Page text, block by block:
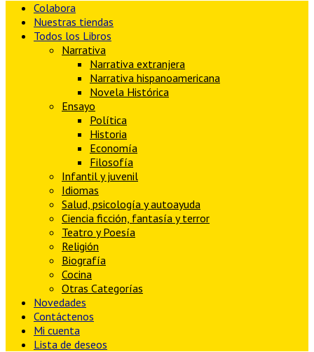
Colabora
Nuestras tiendas
Todos los Libros
Narrativa
Narrativa extranjera
Narrativa hispanoamericana
Novela Histórica
Ensayo
Política
Historia
Economía
Filosofía
Infantil y juvenil
Idiomas
Salud, psicología y autoayuda
Ciencia ficción, fantasía y terror
Teatro y Poesía
Religión
Biografía
Cocina
Otras Categorías
Novedades
Contáctenos
Mi cuenta
Lista de deseos